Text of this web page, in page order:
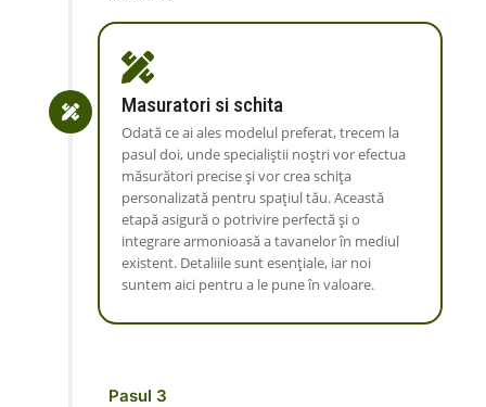
Masuratori si schita
Odată ce ai ales modelul preferat, trecem la
pasul doi, unde specialiștii noștri vor efectua
măsurători precise și vor crea schița
personalizată pentru spațiul tău. Această
etapă asigură o potrivire perfectă și o
integrare armonioasă a tavanelor în mediul
existent. Detaliile sunt esențiale, iar noi
suntem aici pentru a le pune în valoare.
Pasul 3